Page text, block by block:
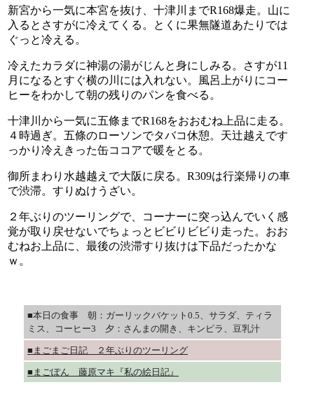
新宮から一気に本宮を抜け、十津川までR168爆走。山に
入るとさすがに冷えてくる。とくに果無隧道あたりでは
ぐっと冷える。
冷えたカラダに神湯の湯がじんと身にしみる。さすが11
月になるとすぐ横の川には入れない。風呂上がりにコー
ヒーをわかして朝の残りのパンを食べる。
十津川から一気に五條までR168をおおむね上品に走る。
４時過ぎ。五條のローソンでタバコ休憩。天辻越えです
っかり冷えきった缶ココアで暖をとる。
御所まわり水越越えで大阪に戻る。R309は行楽帰りの車
で渋滞。すりぬけうざい。
２年ぶりのツーリングで、コーナーに突っ込んでいく感
覚が取り戻せないでちょっとビビりビビり走った。おお
むねお上品に、最後の渋滞すり抜けは下品だったかな
ｗ。
■本日の食事 朝：ガーリックバケット0.5、サラダ、ティラ
ミス、コーヒー3 夕：さんまの開き、キンピラ、豆乳汁
■まごまご日記 ２年ぶりのツーリング
■まごぽん 藤原マキ『私の絵日記』